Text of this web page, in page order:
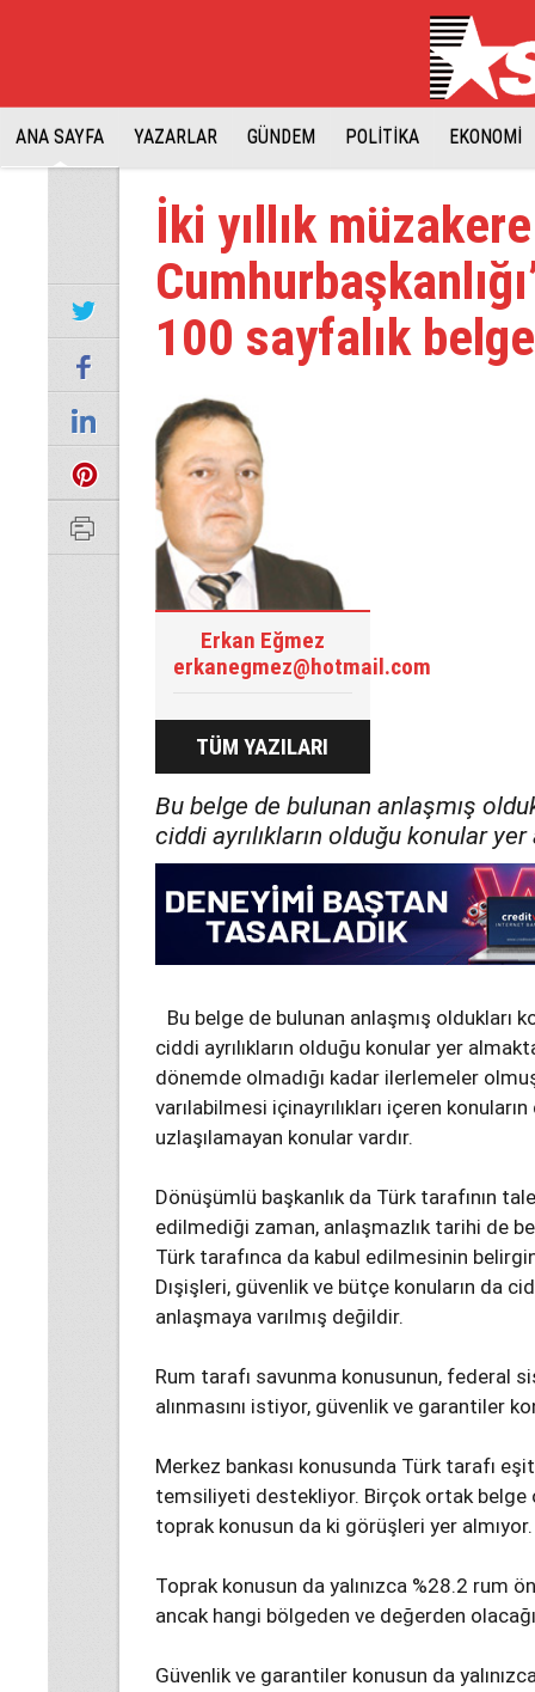
ANA SAYFA YAZARLAR GÜNDEM POLİTİKA EKONOMİ
İki yıllık
100 sayfalık belge
Erkan Eğmez
erkanegmez@hotmail.com
TÜM YAZILARI
Bu belge de bulunan anlaşmış
ciddi ayrılıkların olduğu konular yer
Bu belge de bulunan anlaşmış oldukları
ciddi ayrılıkların olduğu konular yer
dönemde olmadığı kadar ilerlemeler
varılabilmesi içinayrılıkları içeren
uzlaşılamayan konular vardır.
Dönüşümlü başkanlık da Türk tarafının
edilmediği zaman, anlaşmazlık tarihi de
Türk tarafınca da kabul edilmesinin belirgin
Dışişleri, güvenlik ve bütçe konuların da
anlaşmaya varılmış değildir.
Rum tarafı savunma konusunun, federal
alınmasını istiyor, güvenlik ve garantiler
Merkez bankası konusunda Türk tarafı
temsiliyeti destekliyor. Birçok ortak belge
toprak konusun da ki görüşleri yer almıyor.
Toprak konusun da yalınızca %28.2 rum
ancak hangi bölgeden ve değerden
Güvenlik ve garantiler konusun da